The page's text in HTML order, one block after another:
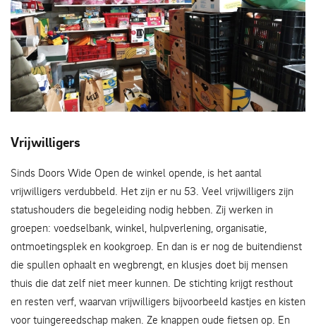
en uit te zoeken.
Vrijwilligers
Sinds Doors Wide Open de winkel opende, is het aantal
vrijwilligers verdubbeld. Het zijn er nu 53. Veel vrijwilligers zijn
statushouders die begeleiding nodig hebben. Zij werken in
groepen: voedselbank, winkel, hulpverlening, organisatie,
ontmoetingsplek en kookgroep. En dan is er nog de buitendienst
die spullen ophaalt en wegbrengt, en klusjes doet bij mensen
thuis die dat zelf niet meer kunnen. De stichting krijgt resthout
en resten verf, waarvan vrijwilligers bijvoorbeeld kastjes en kisten
voor tuingereedschap maken. Ze knappen oude fietsen op. En